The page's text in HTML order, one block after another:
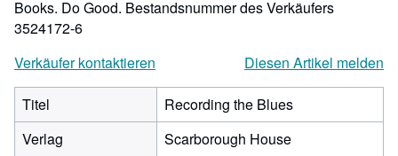
Books. Do Good. Bestandsnummer des Verkäufers
3524172-6
Verkäufer kontaktieren
Diesen Artikel melden
Titel
Recording the Blues
Verlag
Scarborough House